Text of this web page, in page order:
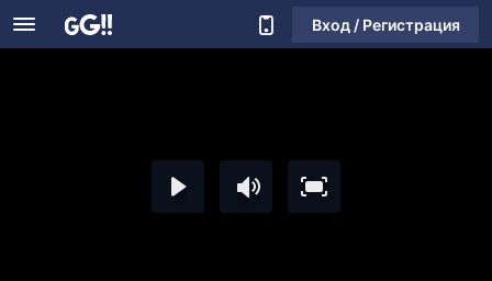
Вход / Регистрация